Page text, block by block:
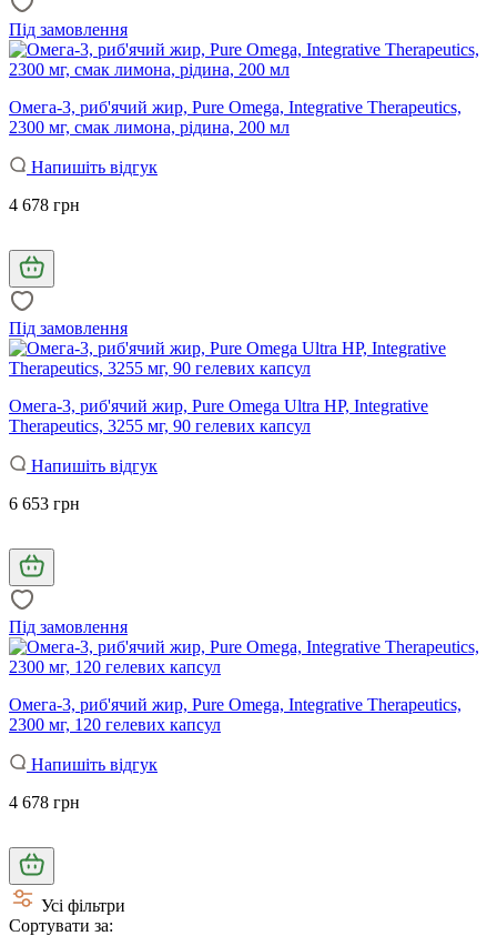
Під замовлення
Омега-3, риб'ячий жир, Pure Omega, Integrative Therapeutics,
2300 мг, смак лимона, рідина, 200 мл
Напишіть відгук
4 678 грн
Під замовлення
Омега-3, риб'ячий жир, Pure Omega Ultra HP, Integrative
Therapeutics, 3255 мг, 90 гелевих капсул
Напишіть відгук
6 653 грн
Під замовлення
Омега-3, риб'ячий жир, Pure Omega, Integrative Therapeutics,
2300 мг, 120 гелевих капсул
Напишіть відгук
4 678 грн
Усі фільтри
Сортувати за: